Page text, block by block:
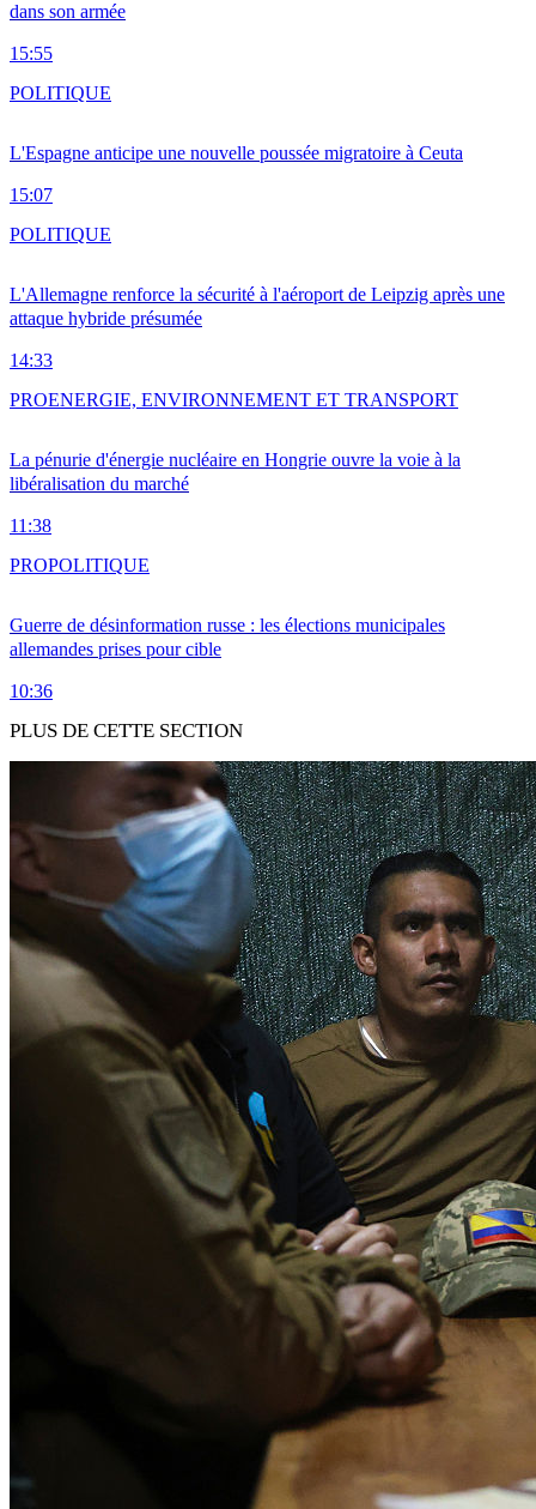
dans son armée
15:55
L'Espagne anticipe une nouvelle poussée migratoire à Ceuta
15:07
POLITIQUE
L'Allemagne renforce la sécurité à l'aéroport de Leipzig après une
attaque hybride présumée
14:33
POLITIQUE
La pénurie d'énergie nucléaire en Hongrie ouvre la voie à la
libéralisation du marché
11:38
PROENERGIE, ENVIRONNEMENT ET TRANSPORT
Guerre de désinformation russe : les élections municipales
allemandes prises pour cible
10:36
PROPOLITIQUE
PLUS DE CETTE SECTION